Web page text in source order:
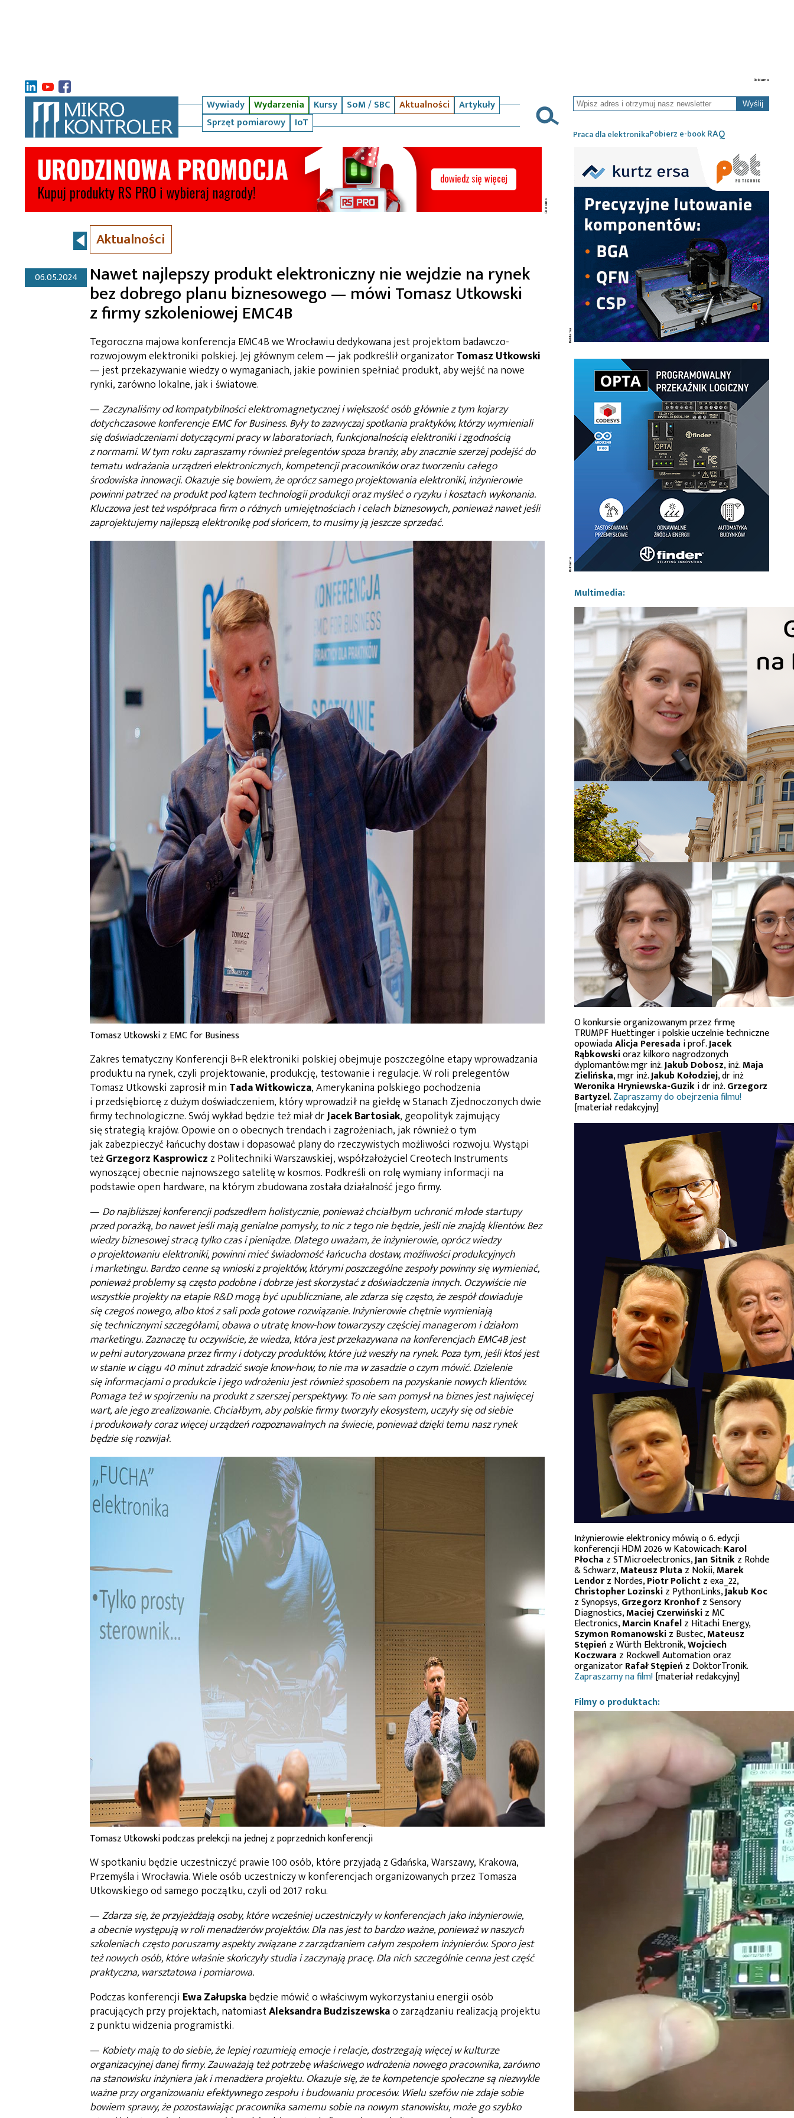
Wywiady Wydarzenia Kursy SoM / SBC Aktualności
Artykuły
Sprzęt pomiarowy
IoT
Wyślij
Praca dla elektronikaPobierz e-bookRAQ
Aktualności
06.05.2024 Nawet najlepszy produkt elektroniczny nie wejdzie na rynek
bez dobrego planu biznesowego — mówi Tomasz Utkowski
z firmy szkoleniowej EMC4B
Tegoroczna majowa konferencja EMC4B we Wrocławiu dedykowana jest projektom badawczo-
rozwojowym elektroniki polskiej. Jej głównym celem — jak podkreślił organizatorTomasz Utkowski
— jest przekazywanie wiedzy o wymaganiach, jakie powinien spełniać produkt, aby wejść na nowe
rynki, zarówno lokalne, jak i światowe.
—Zaczynaliśmy od kompatybilności elektromagnetycznej i większość osób głównie z tym kojarzy
dotychczasowe konferencje EMC for Business. Były to zazwyczaj spotkania praktyków, którzy wymieniali
się doświadczeniami dotyczącymi pracy w laboratoriach, funkcjonalnością elektroniki i zgodnością
z normami. W tym roku zapraszamy również prelegentów spoza branży, aby znacznie szerzej podejść do
tematu wdrażania urządzeń elektronicznych, kompetencji pracowników oraz tworzeniu całego
środowiska innowacji. Okazuje się bowiem, że oprócz samego projektowania elektroniki, inżynierowie
powinni patrzeć na produkt pod kątem technologii produkcji oraz myśleć o ryzyku i kosztach wykonania.
Kluczowa jest też współpraca firm o różnych umiejętnościach i celach biznesowych, ponieważ nawet jeśli
zaprojektujemy najlepszą elektronikę pod słońcem, to musimy ją jeszcze sprzedać.
Tomasz Utkowski z EMC for Business
Zakres tematyczny Konferencji B+R elektroniki polskiej obejmuje poszczególne etapy wprowadzania
produktu na rynek, czyli projektowanie, produkcję, testowanie i regulacje. W roli prelegentów
Tomasz Utkowski zaprosił m.in Tada Witkowicza, Amerykanina polskiego pochodzenia
i przedsiębiorcę z dużym doświadczeniem, który wprowadził na giełdę w Stanach Zjednoczonych dwie
firmy technologiczne. Swój wykład będzie też miał drJacek Bartosiak, geopolityk zajmujący
się strategią krajów. Opowie on o obecnych trendach i zagrożeniach, jak również o tym
jak zabezpieczyć łańcuchy dostaw i dopasować plany do rzeczywistych możliwości rozwoju. Wystąpi
teżGrzegorz Kasprowicz z Politechniki Warszawskiej, współzałożyciel Creotech Instruments
wynoszącej obecnie najnowszego satelitę w kosmos. Podkreśli on rolę wymiany informacji na
podstawie open hardware, na którym zbudowana została działalność jego firmy.
— Do najbliższej konferencji podszedłem holistycznie, ponieważ chciałbym uchronić młode startupy
przed porażką, bo nawet jeśli mają genialne pomysły, to nic z tego nie będzie, jeśli nie znajdą klientów. Bez
wiedzy biznesowej stracą tylko czas i pieniądze. Dlatego uważam, że inżynierowie, oprócz wiedzy
o projektowaniu elektroniki, powinni mieć świadomość łańcucha dostaw, możliwości produkcyjnych
i marketingu. Bardzo cenne są wnioski z projektów, którymi poszczególne zespoły powinny się wymieniać,
ponieważ problemy są często podobne i dobrze jest skorzystać z doświadczenia innych. Oczywiście nie
wszystkie projekty na etapie R&D mogą być upubliczniane, ale zdarza się często, że zespół dowiaduje
się czegoś nowego, albo ktoś z sali poda gotowe rozwiązanie. Inżynierowie chętnie wymieniają
się technicznymi szczegółami, obawa o utratę know-how towarzyszy częściej managerom i działom
marketingu. Zaznaczę tu oczywiście, że wiedza, która jest przekazywana na konferencjach EMC4B jest
w pełni autoryzowana przez firmy i dotyczy produktów, które już weszły na rynek. Poza tym, jeśli ktoś jest
w stanie w ciągu 40 minut zdradzić swoje know-how, to nie ma w zasadzie o czym mówić. Dzielenie
się informacjami o produkcie i jego wdrożeniu jest również sposobem na pozyskanie nowych klientów.
Pomaga też w spojrzeniu na produkt z szerszej perspektywy. To nie sam pomysł na biznes jest najwięcej
wart, ale jego zrealizowanie. Chciałbym, aby polskie firmy tworzyły ekosystem, uczyły się od siebie
i produkowały coraz więcej urządzeń rozpoznawalnych na świecie, ponieważ dzięki temu nasz rynek
będzie się rozwijał.
Tomasz Utkowski podczas prelekcji na jednej z poprzednich konferencji
W spotkaniu będzie uczestniczyć prawie 100 osób, które przyjadą z Gdańska, Warszawy, Krakowa,
Przemyśla i Wrocławia. Wiele osób uczestniczy w konferencjach organizowanych przez Tomasza
Utkowskiego od samego początku, czyli od 2017 roku.
—Zdarza się, że przyjeżdżają osoby, które wcześniej uczestniczyły w konferencjach jako inżynierowie,
a obecnie występują w roli menadżerów projektów. Dla nas jest to bardzo ważne, ponieważ w naszych
szkoleniach często poruszamy aspekty związane z zarządzaniem całym zespołem inżynierów. Sporo jest
też nowych osób, które właśnie skończyły studia i zaczynają pracę. Dla nich szczególnie cenna jest część
praktyczna, warsztatowa i pomiarowa.
Podczas konferencji Ewa Załupskabędzie mówić o właściwym wykorzystaniu energii osób
pracujących przy projektach, natomiastAleksandra Budziszewskao zarządzaniu realizacją projektu
z punktu widzenia programistki.
— Kobiety mają to do siebie, że lepiej rozumieją emocje i relacje, dostrzegają więcej w kulturze
organizacyjnej danej firmy. Zauważają też potrzebę właściwego wdrożenia nowego pracownika, zarówno
na stanowisku inżyniera jak i menadżera projektu. Okazuje się, że te kompetencje społeczne są niezwykle
ważne przy organizowaniu efektywnego zespołu i budowaniu procesów. Wielu szefów nie zdaje sobie
bowiem sprawy, że pozostawiając pracownika samemu sobie na nowym stanowisku, może go szybko
Multimedia:
O konkursie organizowanym przez firmę
TRUMPF Huettinger i polskie uczelnie techniczne
opowiadaAlicja Peresada i prof.Jacek
Rąbkowskioraz kilkoro nagrodzonych
dyplomantów: mgr inż.Jakub Dobosz, inż.Maja
Zielińska, mgr inż.Jakub Kołodziej, dr inż
Weronika Hryniewska-Guziki dr inż.Grzegorz
Bartyzel.Zapraszamy do obejrzenia filmu!
[materiał redakcyjny]
Inżynierowie elektronicy mówią o 6. edycji
konferencji HDM 2026 w Katowicach:Karol
Płocha z STMicroelectronics,Jan Sitnikz Rohde
& Schwarz,Mateusz Pluta z Nokii,Marek
Lendorz Nordes,Piotr Polichtz exa_22,
Christopher Lozinskiz PythonLinks,Jakub Koc
z Synopsys,Grzegorz Kronhofz Sensory
Diagnostics,Maciej Czerwińskiz MC
Electronics,Marcin Knafelz Hitachi Energy,
Szymon Romanowskiz Bustec,Mateusz
Stępień z Würth Elektronik,Wojciech
Koczwara z Rockwell Automation oraz
organizatorRafał Stępień z DoktorTronik.
Zapraszamy na film![materiał redakcyjny]
Filmy o produktach: